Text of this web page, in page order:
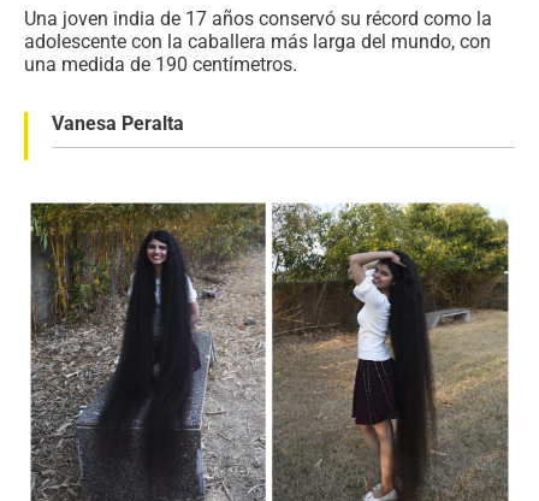
Una joven india de 17 años conservó su récord como la
adolescente con la caballera más larga del mundo, con
una medida de 190 centímetros.
Vanesa Peralta